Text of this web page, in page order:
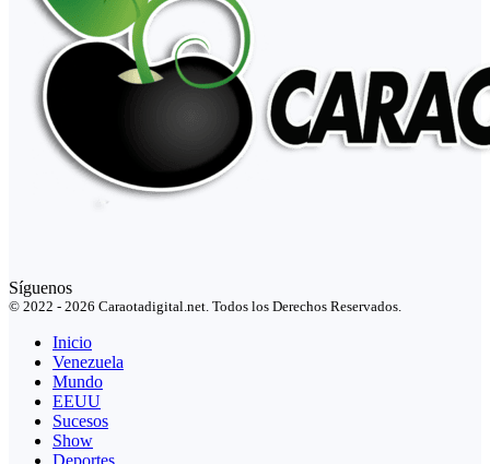
Síguenos
© 2022 - 2026 Caraotadigital.net. Todos los Derechos Reservados.
Inicio
Venezuela
Mundo
EEUU
Sucesos
Show